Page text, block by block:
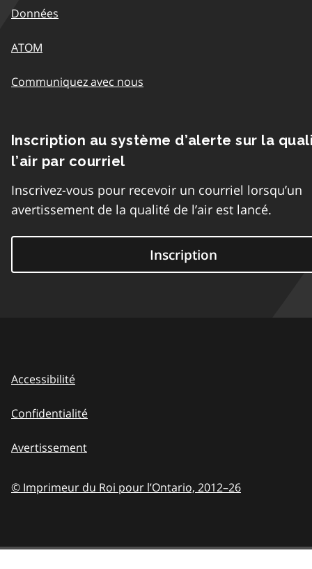
Données
ATOM
Communiquez avec nous
Inscription au système d’alerte sur la
l’air par courriel
Inscrivez-vous pour recevoir un courriel lorsqu’un
avertissement de la qualité de l’air est lancé.
Inscription
Accessibilité
Confidentialité
Avertissement
© Imprimeur du Roi pour l’Ontario, 2012–26